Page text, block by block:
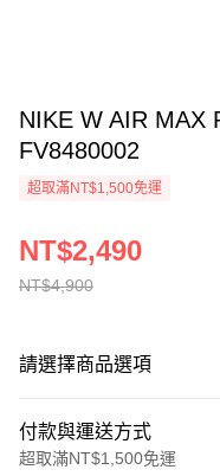
NIKE W AIR MAX
FV8480002
超取滿NT$1,500免運
NT$4,900
NT$2,490
請選擇商品選項
付款與運送方式
超取滿NT$1,500免運